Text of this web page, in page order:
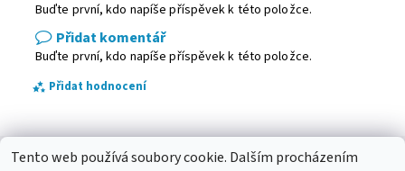
Buďte první, kdo napíše příspěvek k této položce.
Přidat komentář
Buďte první, kdo napíše příspěvek k této položce.
Přidat hodnocení
Betlémy Podmínky ochrany osobních údajů Kabel-Design.com
Tento web používá soubory cookie. Dalším procházením